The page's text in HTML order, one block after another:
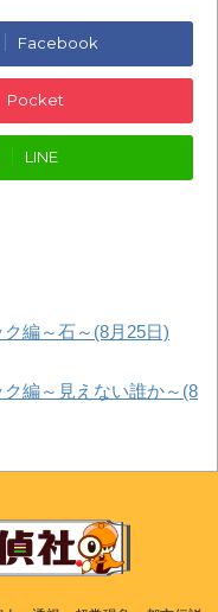
Facebook
Pocket
LINE
ク編～石～(8月25日)
ク編～見えない誰か～(8